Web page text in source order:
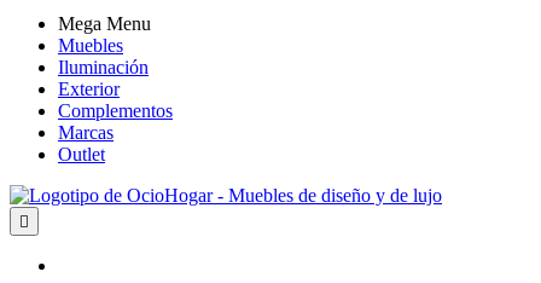
Mega Menu
Muebles
Iluminación
Exterior
Complementos
Marcas
Outlet
